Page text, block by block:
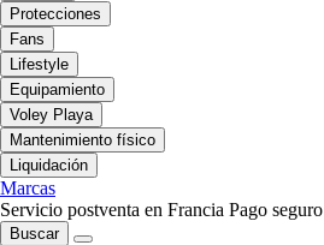
Protecciones
Fans
Lifestyle
Equipamiento
Voley Playa
Mantenimiento físico
Liquidación
Marcas
Servicio postventa en Francia Pago seguro
Buscar